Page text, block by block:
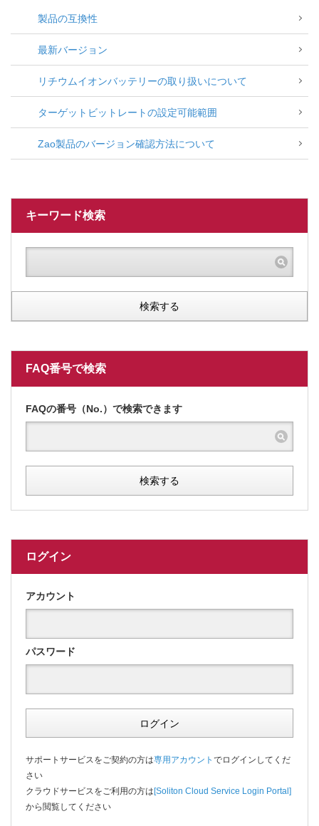
製品の互換性
最新バージョン
リチウムイオンバッテリーの取り扱いについて
ターゲットビットレートの設定可能範囲
Zao製品のバージョン確認方法について
キーワード検索
検索する
FAQ番号で検索
FAQの番号（No.）で検索できます
検索する
ログイン
アカウント
パスワード
ログイン
サポートサービスをご契約の方は専用アカウント でログインしてくだ
さい
クラウドサービスをご利用の方は [Soliton Cloud Service Login Portal]
から閲覧してください